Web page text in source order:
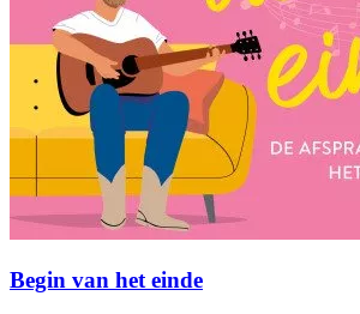
Begin van het einde